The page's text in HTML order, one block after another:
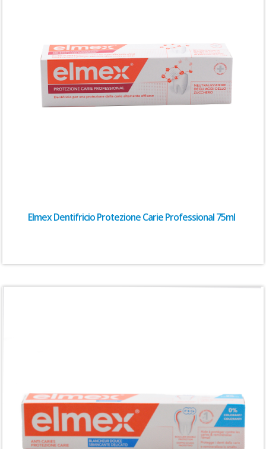
Elmex Dentifricio Protezione Carie Professional 75ml